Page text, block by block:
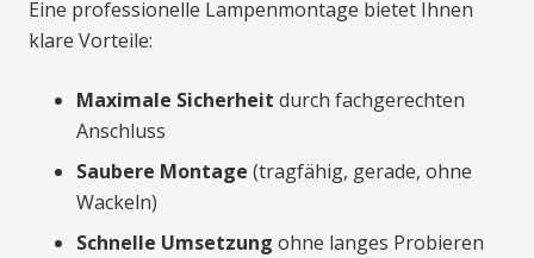
Eine professionelle Lampenmontage bietet Ihnen
klare Vorteile:
Maximale Sicherheit durch fachgerechten
Anschluss
Saubere Montage (tragfähig, gerade, ohne
Wackeln)
Schnelle Umsetzung ohne langes Probieren